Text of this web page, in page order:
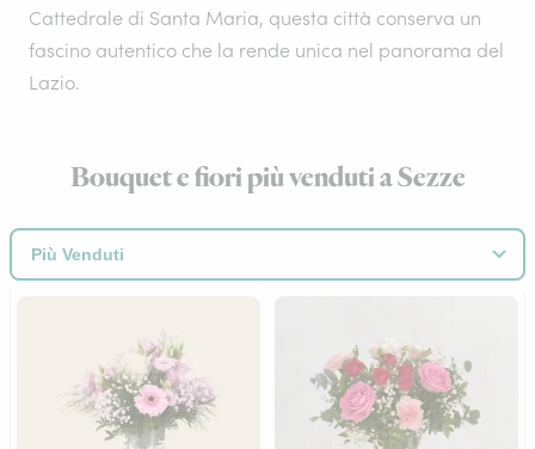
Cattedrale di Santa Maria, questa città conserva un
fascino autentico che la rende unica nel panorama del
Lazio.
Bouquet e fiori più venduti a Sezze